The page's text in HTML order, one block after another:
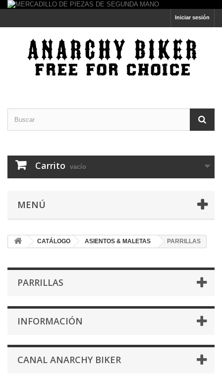
Iniciar sesión
Carrito vacío
MENÚ
CATÁLOGO ASIENTOS & MALETAS PARRILLAS
PARRILLAS
INFORMACIÓN
CANAL ANARCHY BIKER